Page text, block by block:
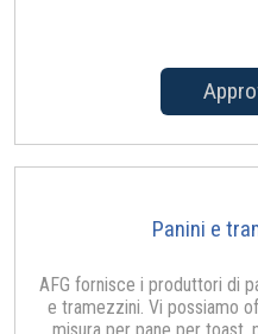
Panini e
AFG fornisce i produttori di
e tramezzini. Vi possiamo